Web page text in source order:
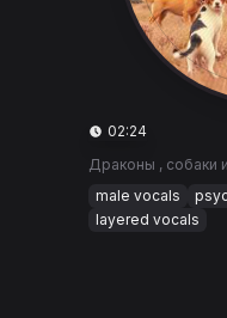
02:24
Драконы , собаки
male vocals
layered vocals